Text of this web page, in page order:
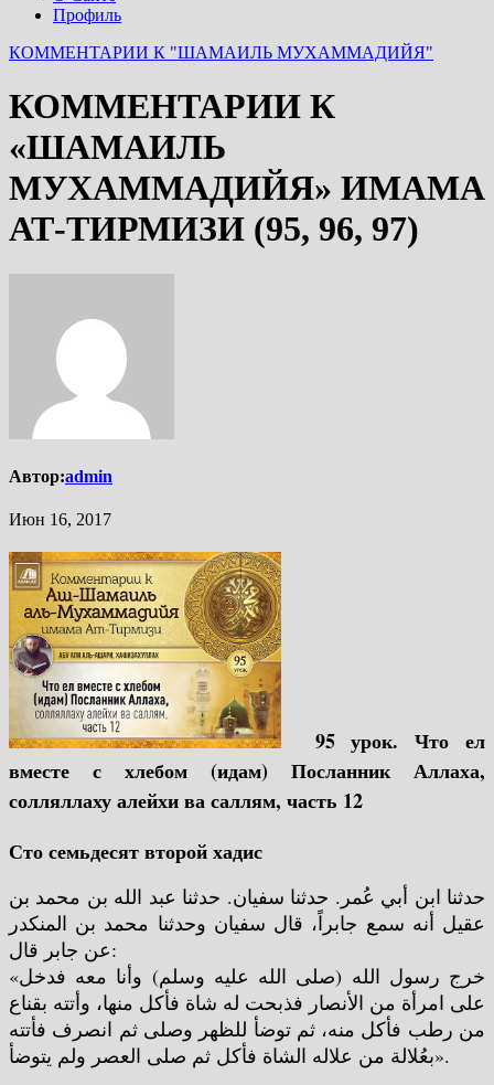
Профиль
КОММЕНТАРИИ К "ШАМАИЛЬ МУХАММАДИЙЯ"
КОММЕНТАРИИ К
«ШАМАИЛЬ
МУХАММАДИЙЯ» ИМАМА
АТ-ТИРМИЗИ (95, 96, 97)
Автор:admin
Июн 16, 2017
95 урок. Что ел
вместе с хлебом (идам) Посланник Аллаха,
солляллаху алейхи ва саллям, часть 12
Сто семьдесят второй хадис
حدثنا ابن أبي عُمر. حدثنا سفيان. حدثنا عبد الله بن محمد بن
عقيل أنه سمع جابراً، قال سفيان وحدثنا محمد بن المنكدر
عن جابر قال:
«خرج رسول الله (صلى الله عليه وسلم) وأنا معه فدخل
على امرأة من الأنصار فذبحت له شاة فأكل منها، وأتته بقناع
من رطب فأكل منه، ثم توضأ للظهر وصلى ثم انصرف فأتته
بعُلالة من علاله الشاة فأكل ثم صلى العصر ولم يتوضأ».